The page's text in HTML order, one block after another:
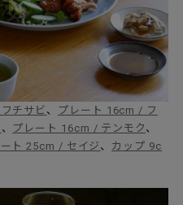
チサビ、
プレート 16cm / フ
、 プレート 16cm / テンモク 、
ト 25cm / セイジ 、 カップ 9c